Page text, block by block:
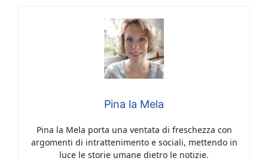
Pina la Mela
Pina la Mela porta una ventata di freschezza con
argomenti di intrattenimento e sociali, mettendo in
luce le storie umane dietro le notizie.